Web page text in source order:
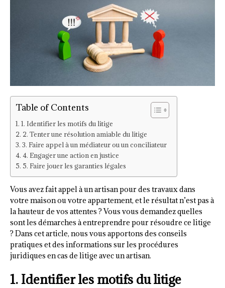
Table of Contents
1. Identifier les motifs du litige
2. Tenter une résolution amiable du litige
3. Faire appel à un médiateur ou un conciliateur
4. Engager une action en justice
5. Faire jouer les garanties légales
Vous avez fait appel à un artisan pour des travaux dans
votre maison ou votre appartement, et le résultat n’est pas à
la hauteur de vos attentes ? Vous vous demandez quelles
sont les démarches à entreprendre pour résoudre ce litige
? Dans cet article, nous vous apportons des conseils
pratiques et des informations sur les procédures
juridiques en cas de litige avec un artisan.
1. Identifier les motifs du litige